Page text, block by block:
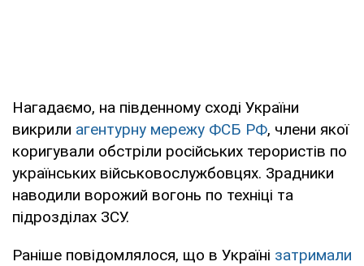
Нагадаємо, на південному сході України
викрили агентурну мережу ФСБ РФ, члени якої
коригували обстріли російських терористів по
українських військовослужбовцях. Зрадники
наводили ворожий вогонь по техніці та
підрозділах ЗСУ.
Раніше повідомлялося, що в Україні затримали